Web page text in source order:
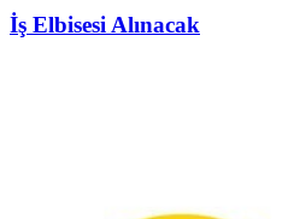
İş Elbisesi Alınacak